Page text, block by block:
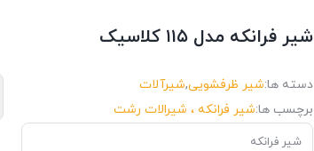
شیر فرانکه مدل ۱۱۵ کلاسیک
دسته ها:شیر ظرفشویی,شیرآلات
برچسب ها:شیر فرانکه ، شیرالات رشت
شیر فرانکه